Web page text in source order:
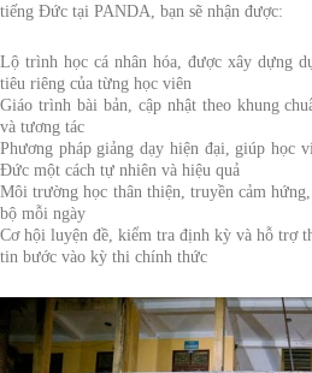
tiếng Đức tại PANDA, bạn sẽ nhận được:
Lộ trình học cá nhân hóa , được xây dựng
tiêu riêng của từng học viên
Giáo trình bài bản , cập nhật theo khung
và tương tác
Phương pháp giảng dạy hiện đại , giúp học
Đức một cách tự nhiên và hiệu quả
Môi trường học thân thiện, truyền cảm hứng
bộ mỗi ngày
Cơ hội luyện đề, kiểm tra định kỳ và hỗ trợ
tin bước vào kỳ thi chính thức